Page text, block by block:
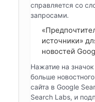
справляется со
запросами.
источники»
новостей
Нажатие на
больше
сайта в Google
Search Labs, и